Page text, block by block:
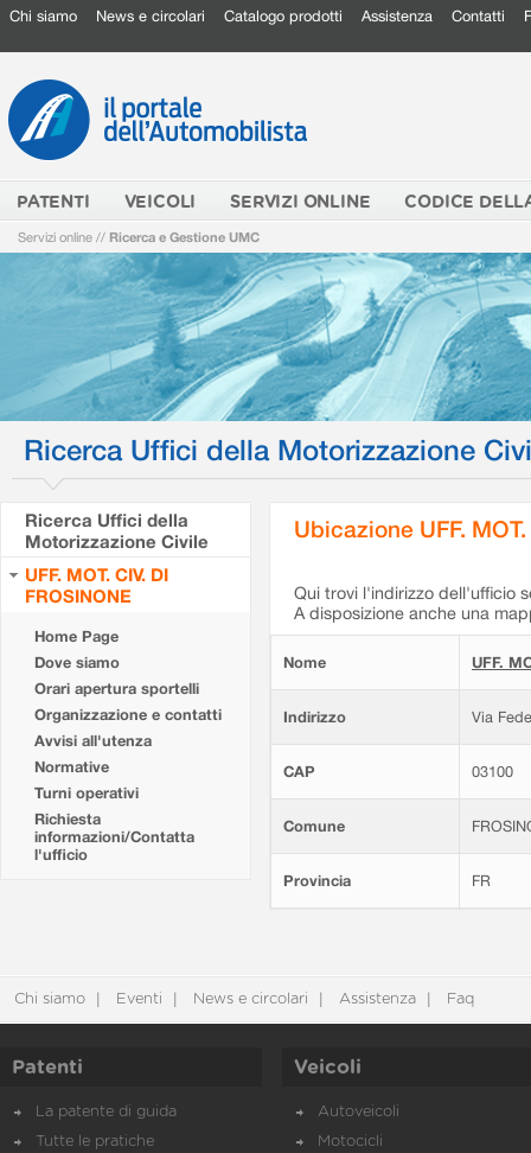
Chi siamo News e circolari Catalogo prodotti Assistenza Contatti
PATENTI VEICOLI SERVIZI ONLINE CODICE
Servizi online // Ricerca e Gestione UMC
Ricerca Uffici della Motorizzazione
Ricerca Uffici della
Motorizzazione Civile
UFF. MOT. CIV. DI
FROSINONE
Home Page
Dove siamo
Orari apertura sportelli
Organizzazione e contatti
Avvisi all'utenza
Normative
Turni operativi
Richiesta
informazioni/Contatta
l'ufficio
Ubicazione UFF.
Qui trovi l'indirizzo dell'ufficio
A disposizione anche una
Nome UFF.
Indirizzo Via
CAP 03100
Comune
Provincia FR
Chi siamo Eventi News e circolari Assistenza Faq
Patenti
La patente di guida
Tutte le pratiche
Veicoli
Autoveicoli
Motocicli